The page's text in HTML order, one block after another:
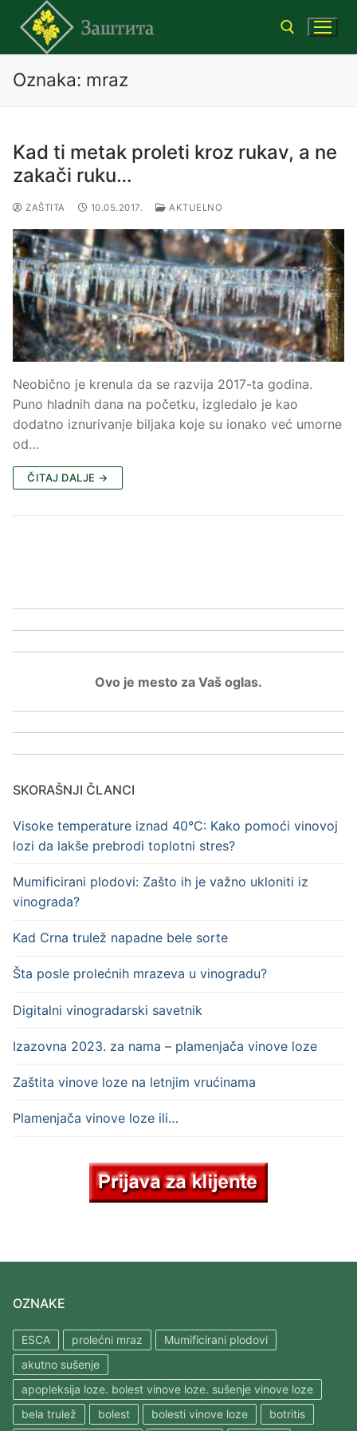
Preskoči
sadržaja
Oznaka: mraz
Kad ti metak proleti kroz rukav, a ne
zakači ruku…
ZAŠTITA 10.05.2017. AKTUELNO
Neobično je krenula da se razvija 2017-ta godina.
Puno hladnih dana na početku, izgledalo je kao
dodatno iznurivanje biljaka koje su ionako već umorne
od…
ČITAJ DALJE →
Ovo je mesto za Vaš oglas.
SKORAŠNJI ČLANCI
Visoke temperature iznad 40°C: Kako pomoći vinovoj
lozi da lakše prebrodi toplotni stres?
Mumificirani plodovi: Zašto ih je važno ukloniti iz
vinograda?
Kad Crna trulež napadne bele sorte
Šta posle prolećnih mrazeva u vinogradu?
Digitalni vinogradarski savetnik
Izazovna 2023. za nama – plamenjača vinove loze
Zaštita vinove loze na letnjim vrućinama
Plamenjača vinove loze ili…
OZNAKE
ESCA prolećni mraz
Mumificirani plodovi
akutno sušenje
apopleksija loze. bolest vinove loze. sušenje vinove loze
bela trulež
bolest bolesti vinove loze botritis